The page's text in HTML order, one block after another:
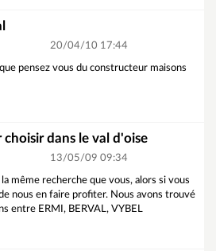
20/04/10 17:44
pensez vous du constructeur maisons
dans le val d'oise
13/05/09 09:34
même recherche que vous, alors si vous
nous en faire profiter. Nous avons trouvé
entre ERMI, BERVAL, VYBEL